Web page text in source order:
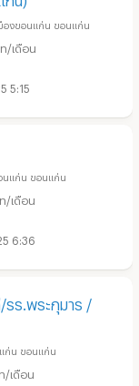
มืองขอนแก่น ขอนแก่น
ท/เดือน
5:15
นแก่น ขอนแก่น
/เดือน
6:36
รร.พระกุมาร /
แก่น ขอนแก่น
/เดือน